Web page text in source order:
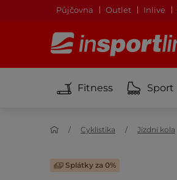
Půjčovna Outlet Inlive
Fitness Sport
Cyklistika Jízdní kola
Splátky za 0%